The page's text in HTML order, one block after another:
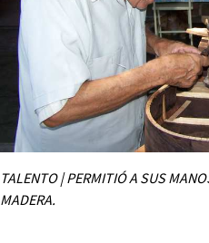
TALENTO | PERMITIÓ A SUS
MADERA.